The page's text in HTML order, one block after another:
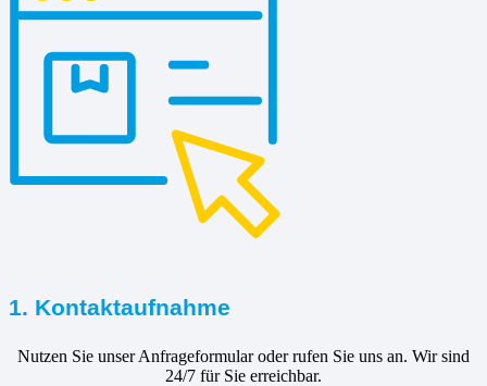
1. Kontaktaufnahme
Nutzen Sie unser Anfrageformular oder rufen Sie uns an. Wir sind
24/7 für Sie erreichbar.